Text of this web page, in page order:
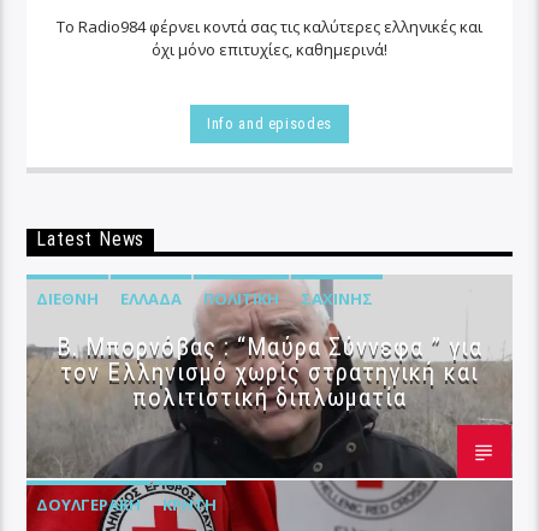
Το Radio984 φέρνει κοντά σας τις καλύτερες ελληνικές και
όχι μόνο επιτυχίες, καθημερινά!
Info and episodes
Latest News
ΔΙΕΘΝΉ ΕΛΛΆΔΑ ΠΟΛΙΤΙΚΉ ΣΑΧΊΝΗΣ
B. Μπορνόβας : “Μαύρα Σύννεφα ” για
τον Ελληνισμό χωρίς στρατηγική και
πολιτιστική διπλωματία
ΔΟΥΛΓΕΡΆΚΗ ΚΡΉΤΗ